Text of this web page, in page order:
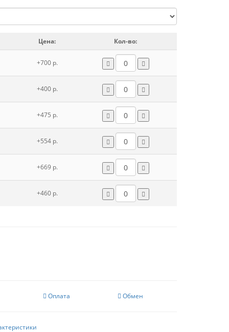
Цена: Кол-во:
+700 р.
+400 р.
+475 р.
+554 р.
+669 р.
+460 р.
Оплата Обмен